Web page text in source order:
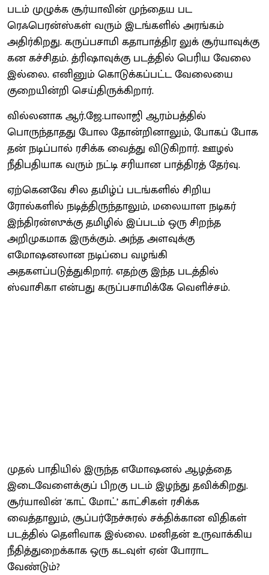
படம் முழுக்க சூர்யாவின் முந்தைய பட
ரெஃபெரன்ஸ்கள் வரும் இடங்களில் அரங்கம்
அதிர்கிறது. கருப்பசாமி கதாபாத்திர லுக் சூர்யாவுக்கு
கன கச்சிதம். த்ரிஷாவுக்கு படத்தில் பெரிய வேலை
இல்லை. எனினும் கொடுக்கப்பட்ட வேலையை
குறையின்றி செய்திருக்கிறார்.
வில்லனாக ஆர்.ஜே.பாலாஜி ஆரம்பத்தில்
பொருந்தாதது போல தோன்றினாலும், போகப் போக
தன் நடிப்பால் ரசிக்க வைத்து விடுகிறார். ஊழல்
நீதிபதியாக வரும் நட்டி சரியான பாத்திரத் தேர்வு.
ஏற்கெனவே சில தமிழ்ப் படங்களில் சிறிய
ரோல்களில் நடித்திருந்தாலும், மலையாள நடிகர்
இந்திரன்ஸுக்கு தமிழில் இப்படம் ஒரு சிறந்த
அறிமுகமாக இருக்கும். அந்த அளவுக்கு
எமோஷனலான நடிப்பை வழங்கி
அதகளப்படுத்துகிறார். எதற்கு இந்த படத்தில்
ஸ்வாசிகா என்பது கருப்பசாமிக்கே வெளிச்சம்.
முதல் பாதியில் இருந்த எமோஷனல் ஆழத்தை
இடைவேளைக்குப் பிறகு படம் இழந்து தவிக்கிறது.
சூர்யாவின் 'காட் மோட்’ காட்சிகள் ரசிக்க
வைத்தாலும், சூப்பர்நேச்சுரல் சக்திக்கான விதிகள்
படத்தில் தெளிவாக இல்லை. மனிதன் உருவாக்கிய
நீதித்துறைக்காக ஒரு கடவுள் ஏன் போராட
வேண்டும்?